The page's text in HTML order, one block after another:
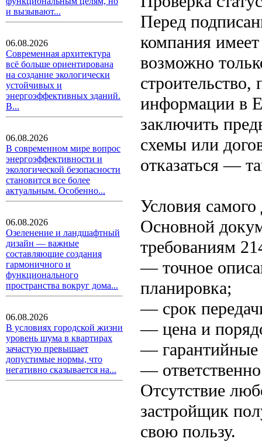
и вызывают...
06.08.2026
Современная архитектура
всё больше ориентирована
на создание экологически
устойчивых и
энергоэффективных зданий.
В...
06.08.2026
В современном мире вопрос
энергоэффективности и
экологической безопасности
становится все более
актуальным. Особенно...
06.08.2026
Озеленение и ландшафтный
дизайн — важные
составляющие создания
гармоничного и
функционального
пространства вокруг дома...
06.08.2026
В условиях городской жизни
уровень шума в квартирах
зачастую превышает
допустимые нормы, что
негативно сказывается на...
Перед
компания
возможно
информации в
заключить
схемы или
отказаться —
Условия
Основной
требованиям
— точное
планировка;
— срок
— цена и
— гарантийные
—
Отсутствие
застройщик
свою пользу.